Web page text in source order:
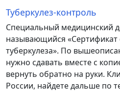
Туберкулез-контроль
Специальный медицинский
называющийся «Сертификат
туберкулеза». По
нужно сдавать вместе с
вернуть обратно на руки.
России, найдетедальше по